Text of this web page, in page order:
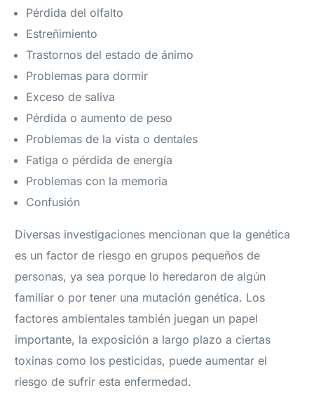
Pérdida del olfalto
Estreñimiento
Trastornos del estado de ánimo
Problemas para dormir
Exceso de saliva
Pérdida o aumento de peso
Problemas de la vista o dentales
Fatiga o pérdida de energía
Problemas con la memoria
Confusión
Diversas investigaciones mencionan que la genética
es un factor de riesgo en grupos pequeños de
personas, ya sea porque lo heredaron de algún
familiar o por tener una mutación genética. Los
factores ambientales también juegan un papel
importante, la exposición a largo plazo a ciertas
toxinas como los pesticidas, puede aumentar el
riesgo de sufrir esta enfermedad.